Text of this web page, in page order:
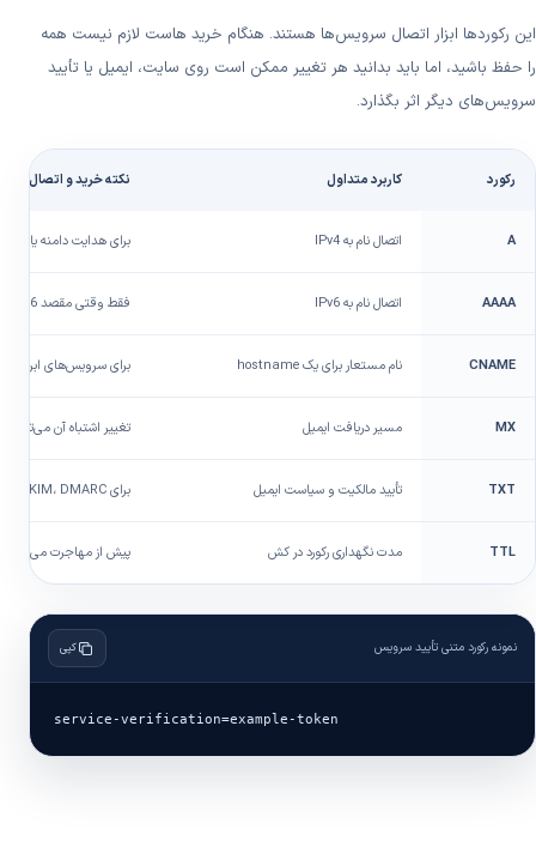
این رکوردها ابزار اتصال سرویس‌ها هستند. هنگام خرید هاست لازم نیست همه
را حفظ باشید، اما باید بدانید هر تغییر ممکن است روی سایت، ایمیل یا تأیید
سرویس‌های دیگر اثر بگذارد.
رکورد کاربرد متداول نکته خرید و اتصال
A اتصال نام به IPv4 برای هدایت دامنه یا
AAAA اتصال نام به IPv6 فقط وقتی مقصد IPv6 صحیح و فعال دارد
CNAME نام مستعار برای یک hostname برای سرویس‌های ابری، CDN یا زیر دامنه‌ها
MX مسیر دریافت ایمیل تغییر اشتباه آن می‌تواند
TXT تأیید مالکیت و سیاست ایمیل برای SPF، DKIM، DMARC و ابزارهای خارجی
TTL مدت نگهداری رکورد در کش پیش از مهاجرت می‌توان
نمونه رکورد متنی تأیید سرویس کپی
service-verification=example-token